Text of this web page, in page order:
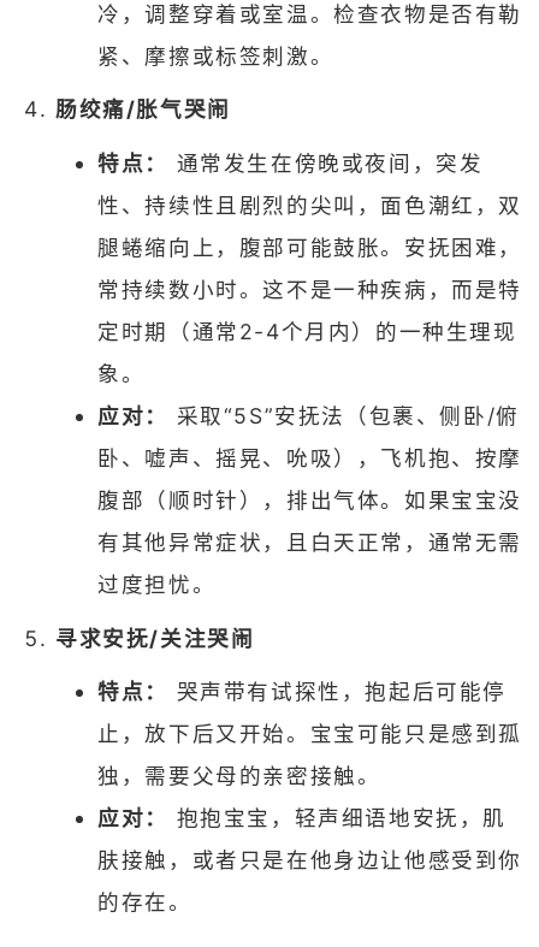
冷，调整穿着或室温。检查衣物是否有勒
紧、摩擦或标签刺激。
肠绞痛/胀气哭闹
特点：
通常发生在傍晚或夜间，突发
性、持续性且剧烈的尖叫，面色潮红，双
腿蜷缩向上，腹部可能鼓胀。安抚困难，
常持续数小时。这不是一种疾病，而是特
定时期（通常2-4个月内）的一种生理现
象。
应对：
采取“5S”安抚法（包裹、侧卧/俯
卧、嘘声、摇晃、吮吸），飞机抱、按摩
腹部（顺时针），排出气体。如果宝宝没
有其他异常症状，且白天正常，通常无需
过度担忧。
寻求安抚/关注哭闹
特点：
哭声带有试探性，抱起后可能停
止，放下后又开始。宝宝可能只是感到孤
独，需要父母的亲密接触。
应对：
抱抱宝宝，轻声细语地安抚，肌
肤接触，或者只是在他身边让他感受到你
的存在。